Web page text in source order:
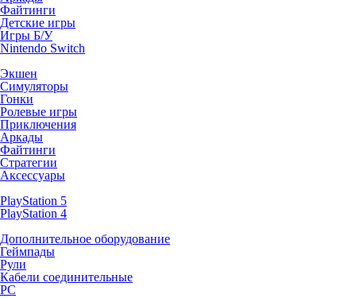
Файтинги
Детские игры
Игры Б/У
Nintendo Switch
Экшен
Симуляторы
Гонки
Ролевые игры
Приключения
Аркады
Файтинги
Стратегии
Аксессуары
PlayStation 5
PlayStation 4
Дополнительное оборудование
Геймпады
Рули
Кабели соединительные
PC